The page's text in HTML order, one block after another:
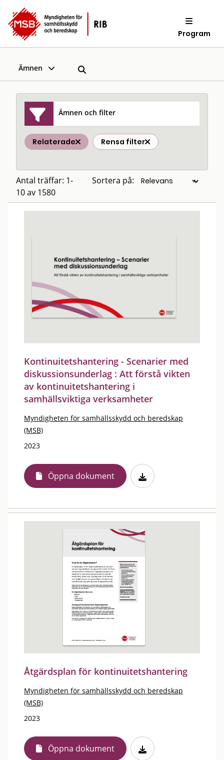
Program
Ämnen
Ämnen och filter
Relaterade Rensa filter
Antal träffar: 1-
10 av 1580
Sortera på:
Kontinuitetshantering - Scenarier med
diskussionsunderlag : Att förstå vikten
av kontinuitetshantering i
samhällsviktiga verksamheter
Myndigheten för samhällsskydd och beredskap
(MSB)
2023
Öppna dokument
Åtgärdsplan för kontinuitetshantering
Myndigheten för samhällsskydd och beredskap
(MSB)
2023
Öppna dokument